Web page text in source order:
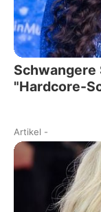
Schwangere
"Hardcore-
Artikel -